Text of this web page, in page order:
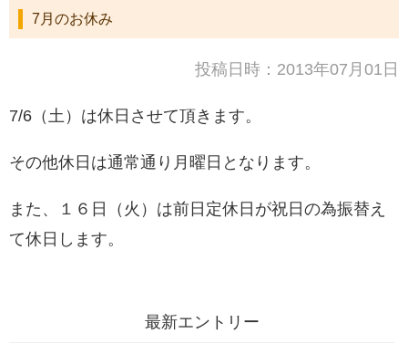
7月のお休み
投稿日時：2013年07月01日
7/6（土）は休日させて頂きます。
その他休日は通常通り月曜日となります。
また、１６日（火）は前日定休日が祝日の為振替え
て休日します。
最新エントリー